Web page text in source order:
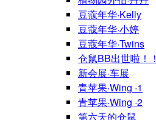
豆蔻年华·Kelly
豆蔻年华·小婷
豆蔻年华·Twins
仓鼠BB出世啦！！
新会展·车展
青苹果·Wing ·1
青苹果·Wing ·2
第六天的仓鼠